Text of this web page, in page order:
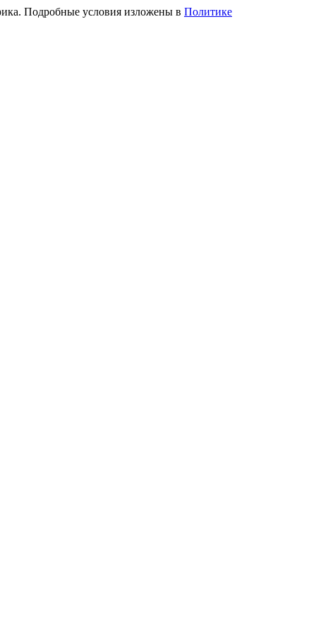
Подробные условия изложены в Политике